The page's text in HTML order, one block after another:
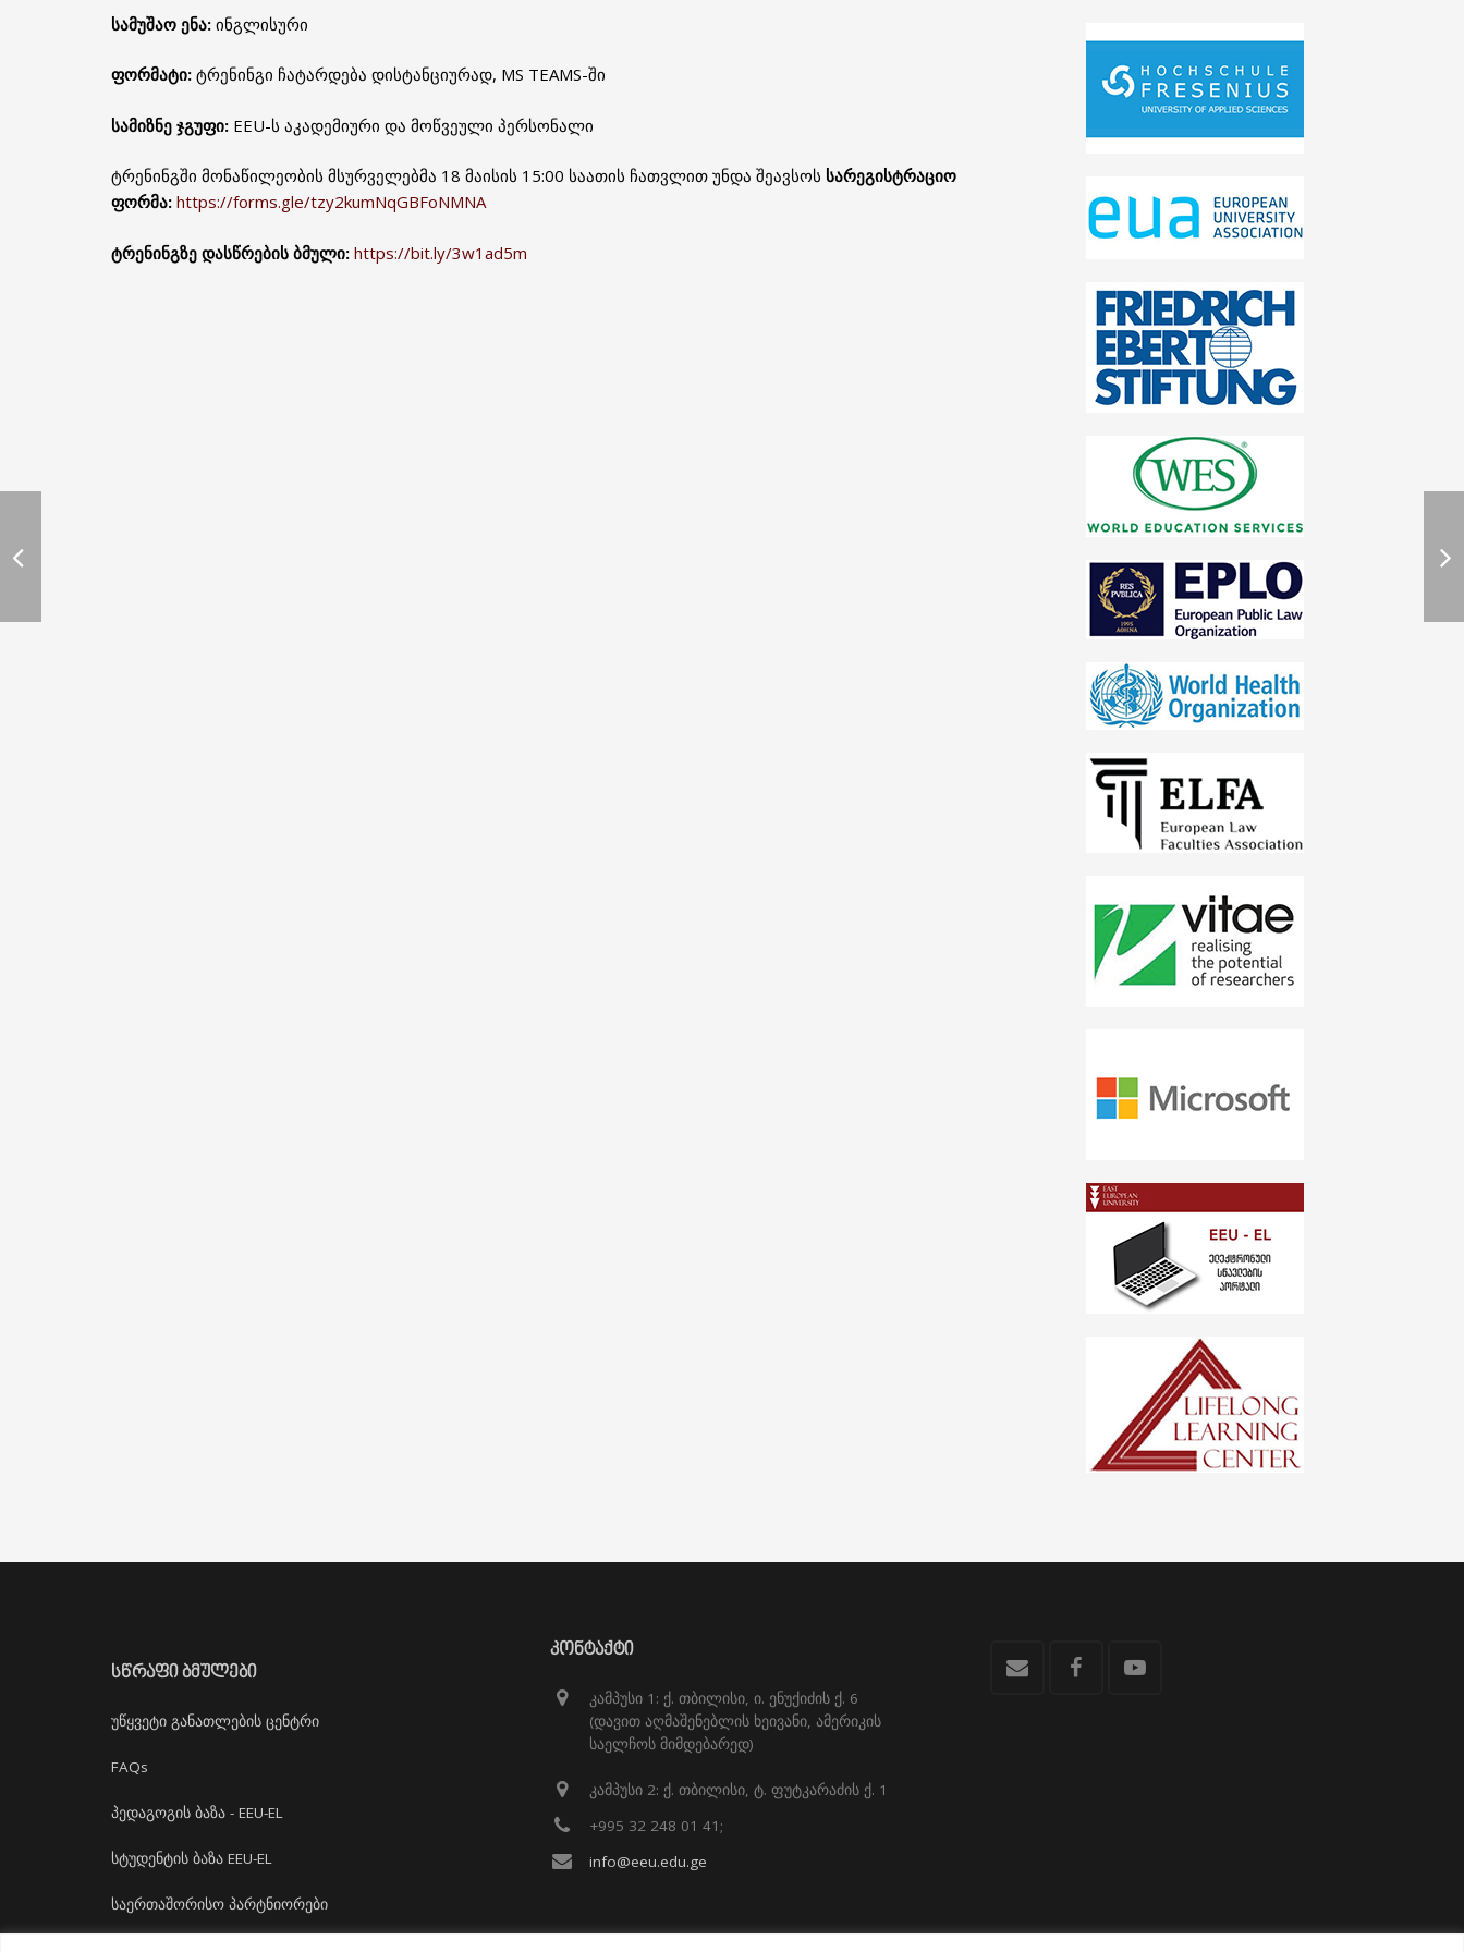
სამუშაო ენა: ინგლისური
ფორმატი: ტრენინგი ჩატარდება დისტანციურად, MS TEAMS-ში
სამიზნე ჯგუფი: EEU-ს აკადემიური და მოწვეული პერსონალი
ტრენინგში მონაწილეობის მსურველებმა 18 მაისის 15:00 საათის ჩათვლით უნდა შეავსოს სარეგისტრაციო
ფორმა: https://forms.gle/tzy2kumNqGBFoNMNA
ტრენინგზე დასწრების ბმული: https://bit.ly/3w1ad5m
ᲡᲬᲠᲐᲤᲘ ᲑᲛᲣᲚᲔᲑᲘ
უწყვეტი განათლების ცენტრი
FAQs
პედაგოგის ბაზა - EEU-EL
სტუდენტის ბაზა EEU-EL
საერთაშორისო პარტნიორები
ᲙᲝᲜᲢᲐᲥᲢᲘ
კამპუსი 1: ქ. თბილისი, ი. ენუქიძის ქ. 6
(დავით აღმაშენებლის ხეივანი, ამერიკის
საელჩოს მიმდებარედ)
კამპუსი 2: ქ. თბილისი, ტ. ფუტკარაძის ქ. 1
+995 32 248 01 41;
info@eeu.edu.ge